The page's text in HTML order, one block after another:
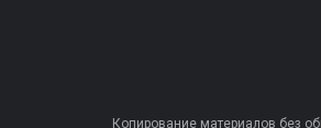
Копирование материалов без